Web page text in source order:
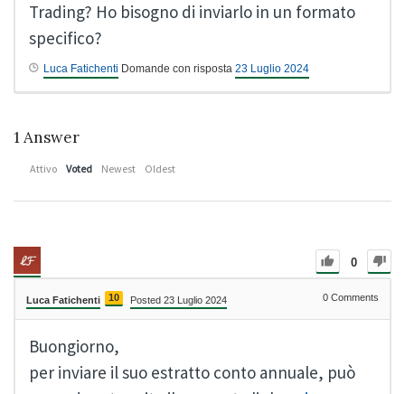
Trading? Ho bisogno di inviarlo in un formato
specifico?
Luca Fatichenti Domande con risposta 23 Luglio 2024
1 Answer
Attivo Voted Newest Oldest
0
Luca Fatichenti 10 Posted 23 Luglio 2024 0 Comments
Buongiorno,
per inviare il suo estratto conto annuale, può